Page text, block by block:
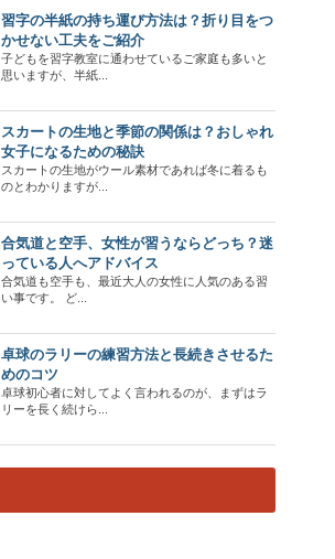
習字の半紙の持ち運び方法は？折り目をつ
かせない工夫をご紹介
子どもを習字教室に通わせているご家庭も多いと
思いますが、半紙...
スカートの生地と季節の関係は？おしゃれ
女子になるための秘訣
スカートの生地がウール素材であれば冬に着るも
のとわかりますが...
合気道と空手、女性が習うならどっち？迷
っている人へアドバイス
合気道も空手も、最近大人の女性に人気のある習
い事です。 ど...
卓球のラリーの練習方法と長続きさせるた
めのコツ
卓球初心者に対してよく言われるのが、まずはラ
リーを長く続けら...